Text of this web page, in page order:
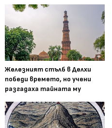
Железният стълб в Делхи
победи времето, но учени
разгадаха тайната му